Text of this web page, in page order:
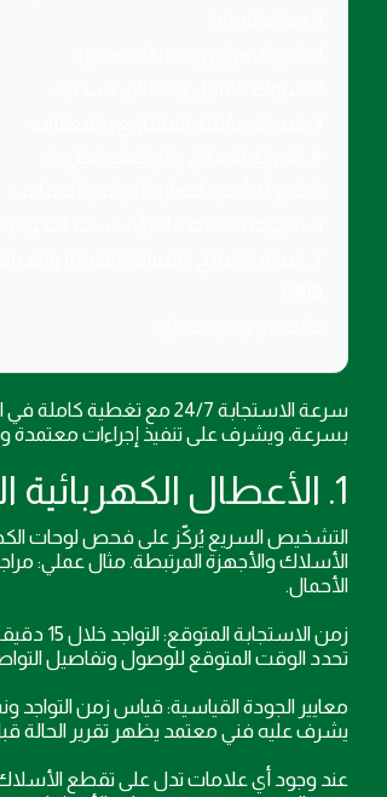
سرعة الاستجابة 24/7 مع
بسرعة، ويشرف على تنفيذ إجراءات
1. الأعطال الكهربائية المفاجئة في الشقق والفلل والمجمعات
التشخيص السريع يُركّز على فحص لوحات
الأسلاك والأجهزة المرتبطة. مثال عملي:
الأحمال.
زمن الاستجابة المتوقع: التواجد خلال 15 دقيقة من الاتصال مع فريق
تحدد الوقت المتوقع للوصول وتفاصيل
معايير الجودة القياسية: قياس زمن التواجد
يشرف عليه فني معتمد يظهر تقرير الحالة
عند وجود أي علامات تدل على تقطع الأسلاك